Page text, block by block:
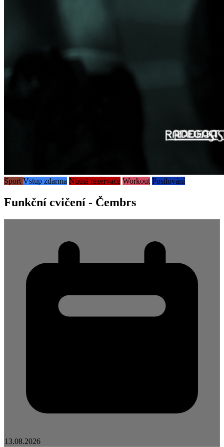
Sport Vstup zdarma Nutná rezervace Workout Posilování
Funkční cvičení - Čembrs
13.08.2026